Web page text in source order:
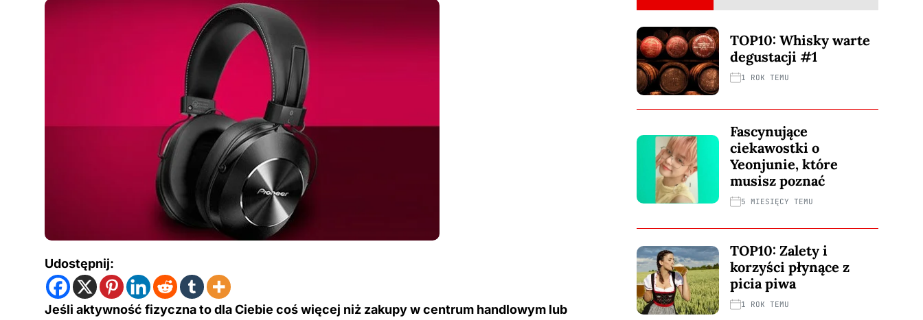
Udostępnij:
Jeśli aktywność fizyczna to dla Ciebie coś więcej niż zakupy w centrum handlowym lub
TOP10: Whisky warte
degustacji #1
1 ROK TEMU
Fascynujące
ciekawostki o
Yeonjunie, które
musisz poznać
5 MIESIĘCY TEMU
TOP10: Zalety i
korzyści płynące z
picia piwa
1 ROK TEMU